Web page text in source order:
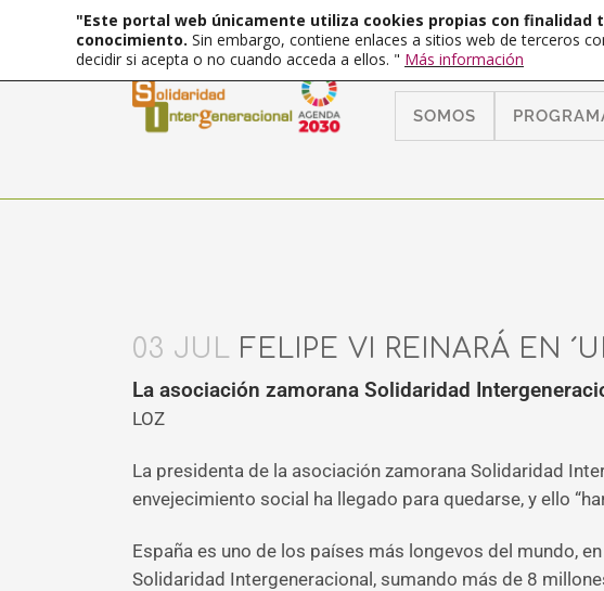
SOMOS
03 JUL FELIPE VI REINARÁ EN
La asociación zamorana Solidaridad
LOZ
La presidenta de la asociación zamorana Solidaridad
envejecimiento social ha llegado para quedarse, y ello
España es uno de los países más longevos del mundo,
Solidaridad Intergeneracional, sumando más de 8
"Este portal web únicamente utiliza cookies propias con finalidad
conocimiento. Sin embargo, contiene enlaces a sitios web de terceros
decidir si acepta o no cuando acceda a ellos. " Más información